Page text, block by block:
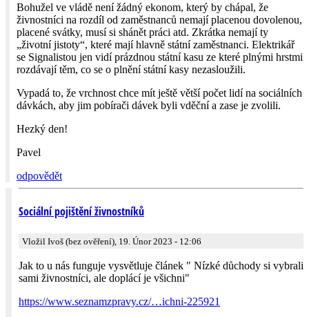
Bohužel ve vládě není žádný ekonom, který by chápal, že
živnostníci na rozdíl od zaměstnanců nemají placenou dovolenou,
placené svátky, musí si shánět práci atd. Zkrátka nemají ty
„životní jistoty“, které mají hlavně státní zaměstnanci. Elektrikář
se Signalistou jen vidí prázdnou státní kasu ze které plnými hrstmi
rozdávají těm, co se o plnění státní kasy nezasloužili.
Vypadá to, že vrchnost chce mít ještě větší počet lidí na sociálních
dávkách, aby jim pobírači dávek byli vděční a zase je zvolili.
Hezký den!
Pavel
odpovědět
Sociální pojištění živnostníků
Vložil Ivoš (bez ověření), 19. Únor 2023 - 12:06
Jak to u nás funguje vysvětluje článek " Nízké důchody si vybrali
sami živnostníci, ale doplácí je všichni"
https://www.seznamzpravy.cz/…ichni-225921